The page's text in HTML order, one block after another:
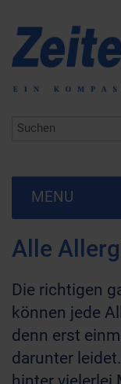
MENU
Alle
Die richtigen
können jede
denn erst
darunter